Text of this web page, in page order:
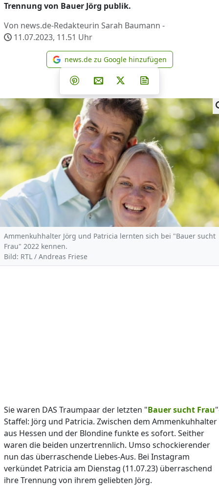
Trennung von Bauer Jörg publik.
Von news.de-Redakteurin Sarah Baumann -
11.07.2023, 11.51 Uhr
news.de zu Google
news.de zu Google hinzufügen
Teilen auf Facebook
Teilen auf Whatsapp
Teilen auf Telegram
Teilen auf Pinterest
Per E-Mail teilen
Post auf X
Ammenkuhhalter Jörg und Patricia lernten sich bei "Bauer sucht
Frau" 2022 kennen.
Bild: RTL / Andreas Friese
Sie waren DAS Traumpaar der letzten "Bauer sucht Frau
Staffel: Jörg und Patricia. Zwischen dem Ammenkuhhalter
aus Hessen und der Blondine funkte es sofort. Seither
waren die beiden unzertrennlich. Umso schockierender
nun das überraschende Liebes-Aus. Bei Instagram
verkündet Patricia am Dienstag (11.07.23) überraschend
ihre Trennung von ihrem geliebten Jörg.